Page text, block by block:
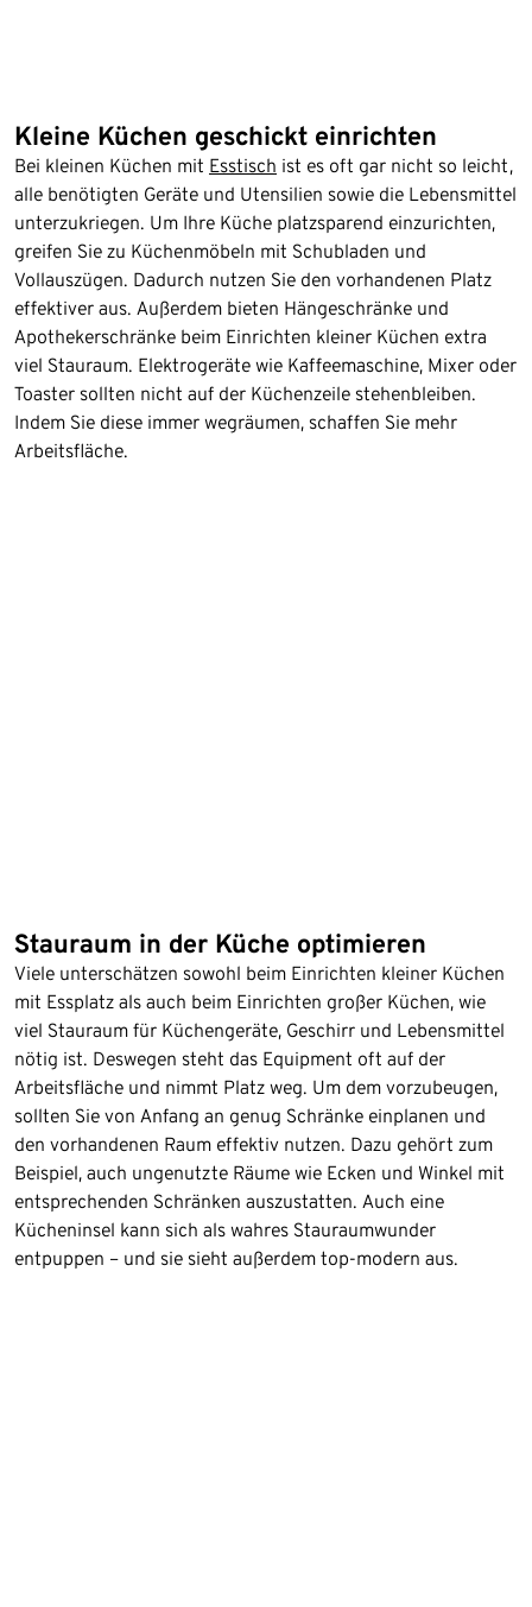
Kleine Küchen geschickt einrichten
Bei kleinen Küchen mit Esstisch ist es oft gar nicht so leicht,
alle benötigten Geräte und Utensilien sowie die Lebensmittel
unterzukriegen. Um Ihre Küche platzsparend einzurichten,
greifen Sie zu Küchenmöbeln mit Schubladen und
Vollauszügen. Dadurch nutzen Sie den vorhandenen Platz
effektiver aus. Außerdem bieten Hängeschränke und
Apothekerschränke beim Einrichten kleiner Küchen extra
viel Stauraum. Elektrogeräte wie Kaffeemaschine, Mixer oder
Toaster sollten nicht auf der Küchenzeile stehenbleiben.
Indem Sie diese immer wegräumen, schaffen Sie mehr
Arbeitsfläche.
Stauraum in der Küche optimieren
Viele unterschätzen sowohl beim Einrichten kleiner Küchen
mit Essplatz als auch beim Einrichten großer Küchen, wie
viel Stauraum für Küchengeräte, Geschirr und Lebensmittel
nötig ist. Deswegen steht das Equipment oft auf der
Arbeitsfläche und nimmt Platz weg. Um dem vorzubeugen,
sollten Sie von Anfang an genug Schränke einplanen und
den vorhandenen Raum effektiv nutzen. Dazu gehört zum
Beispiel, auch ungenutzte Räume wie Ecken und Winkel mit
entsprechenden Schränken auszustatten. Auch eine
Kücheninsel kann sich als wahres Stauraumwunder
entpuppen – und sie sieht außerdem top-modern aus.